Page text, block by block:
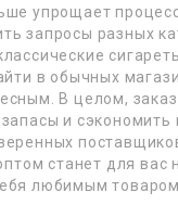
упрощает
запросы разных
в обычных
В целом,
и
станет для
любимым товаром.